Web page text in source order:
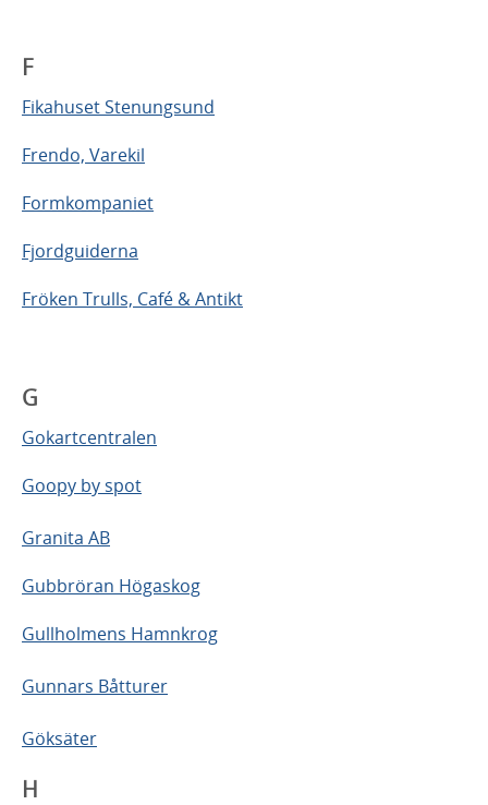
F
Fikahuset Stenungsund
Frendo, Varekil
Formkompaniet
Fjordguiderna
Fröken Trulls, Café & Antikt
G
Gokartcentralen
Goopy by spot
Granita AB
Gubbröran Högaskog
Gullholmens Hamnkrog
Gunnars Båtturer
Göksäter
H